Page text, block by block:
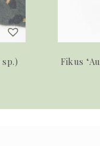
Fikus